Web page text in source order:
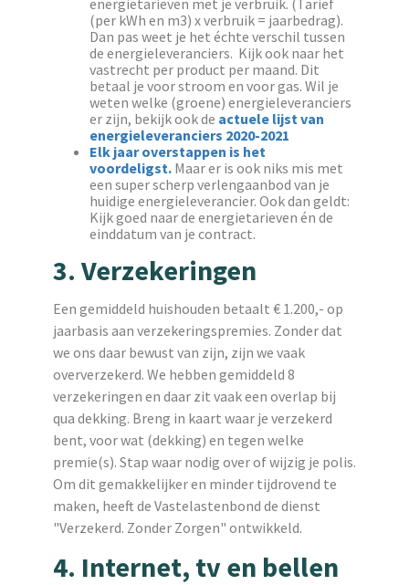
(per kWh en m3) x verbruik = jaarbedrag).
Dan pas weet je het échte verschil tussen
de energieleveranciers. Kijk ook naar het
vastrecht per product per maand. Dit
betaal je voor stroom en voor gas. Wil je
weten welke (groene) energieleveranciers
er zijn, bekijk ook de actuele lijst van
energieleveranciers 2020-2021
Elk jaar overstappen is het
voordeligst.Maar er is ook niks mis met
een super scherp verlengaanbod van je
huidige energieleverancier. Ook dan geldt:
Kijk goed naar de energietarieven én de
einddatum van je contract.
3. Verzekeringen
Een gemiddeld huishouden betaalt € 1.200,- op
jaarbasis aan verzekeringspremies. Zonder dat
we ons daar bewust van zijn, zijn we vaak
oververzekerd. We hebben gemiddeld 8
verzekeringen en daar zit vaak een overlap bij
qua dekking. Breng in kaart waar je verzekerd
bent, voor wat (dekking) en tegen welke
premie(s). Stap waar nodig over of wijzig je polis.
Om dit gemakkelijker en minder tijdrovend te
maken, heeft de Vastelastenbond de dienst
"Verzekerd. Zonder Zorgen" ontwikkeld.
4. Internet, tv en bellen